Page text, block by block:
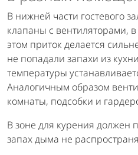
В нижней части гостевого
клапаны с вентиляторами,
этом приток делается
не попадали запахи из
температуры
Аналогичным образом
комнаты, подсобки и
В зоне для курения должен
запах дыма не